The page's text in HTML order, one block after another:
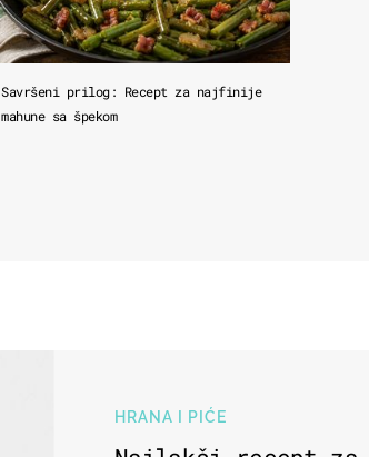
Savršeni prilog: Recept za najfinije
mahune sa špekom
HRANA I PIĆE